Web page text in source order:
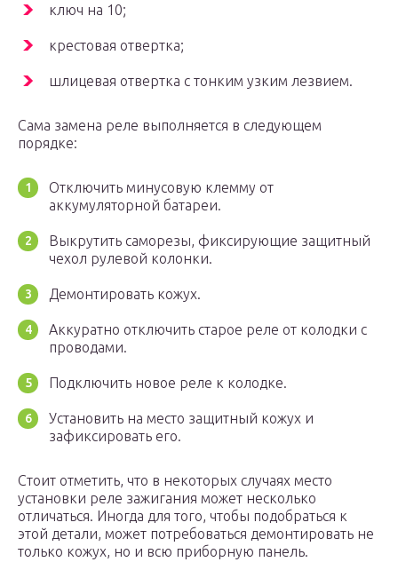
ключ на 10;
крестовая отвертка;
шлицевая отвертка с тонким узким лезвием.
Сама замена реле выполняется в следующем
порядке:
Отключить минусовую клемму от
аккумуляторной батареи.
Выкрутить саморезы, фиксирующие защитный
чехол рулевой колонки.
Демонтировать кожух.
Аккуратно отключить старое реле от колодки с
проводами.
Подключить новое реле к колодке.
Установить на место защитный кожух и
зафиксировать его.
Стоит отметить, что в некоторых случаях место
установки реле зажигания может несколько
отличаться. Иногда для того, чтобы подобраться к
этой детали, может потребоваться демонтировать не
только кожух, но и всю приборную панель.